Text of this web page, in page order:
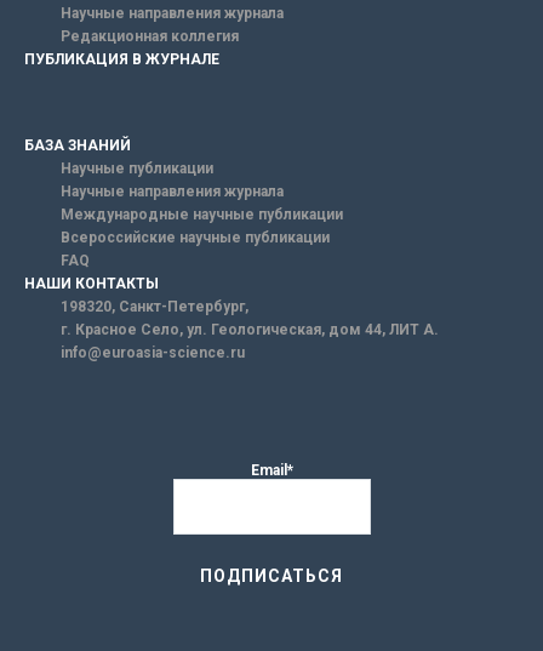
Научные направления журнала
Редакционная коллегия
ПУБЛИКАЦИЯ В ЖУРНАЛЕ
БАЗА ЗНАНИЙ
Научные публикации
Научные направления журнала
Международные научные публикации
Всероссийские научные публикации
FAQ
НАШИ КОНТАКТЫ
198320, Санкт-Петербург,
г. Красное Село, ул. Геологическая, дом 44, ЛИТ А.
info@euroasia-science.ru
Email*